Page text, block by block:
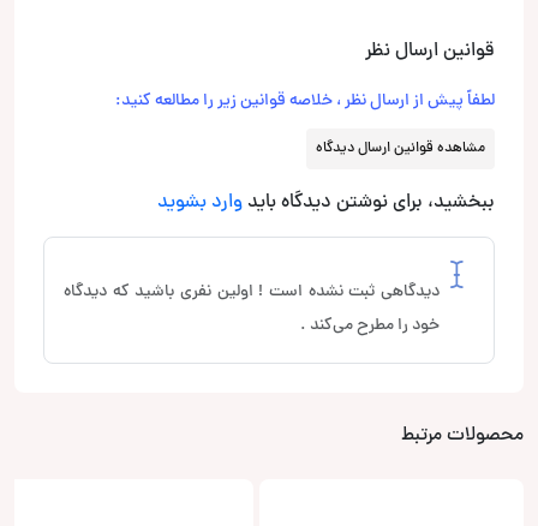
قوانین ارسال نظر
لطفاً پیش از ارسال نظر ، خلاصه قوانین زیر را مطالعه کنید:
مشاهده قوانین ارسال دیدگاه
ببخشید، برای نوشتن دیدگاه باید وارد بشوید
دیدگاهی ثبت نشده است ! اولین نفری باشید که دیدگاه
خود را مطرح می‌کند .
محصولات مرتبط